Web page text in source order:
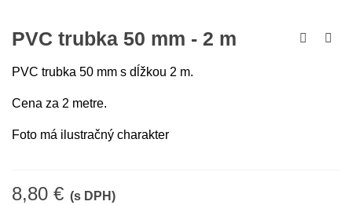
PVC trubka 50 mm - 2 m
PVC trubka 50 mm s dĺžkou 2 m.
Cena za 2 metre.
Foto má ilustračný charakter
8,80 € (s DPH)